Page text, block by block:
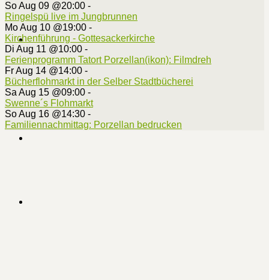
So Aug 09 @20:00 -
Ringelspü live im Jungbrunnen
Mo Aug 10 @19:00 -
Kirchenführung - Gottesackerkirche
Di Aug 11 @10:00 -
Ferienprogramm Tatort Porzellan(ikon): Filmdreh
Fr Aug 14 @14:00 -
Bücherflohmarkt in der Selber Stadtbücherei
Sa Aug 15 @09:00 -
Swenne´s Flohmarkt
So Aug 16 @14:30 -
Familiennachmittag: Porzellan bedrucken